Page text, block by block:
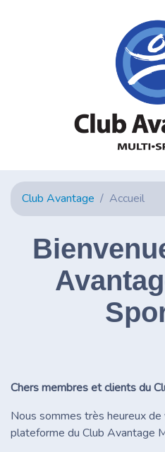
Club Avantage Accueil
Chers membres et clients du
Nous sommes très heureux
plateforme du Club Avantage